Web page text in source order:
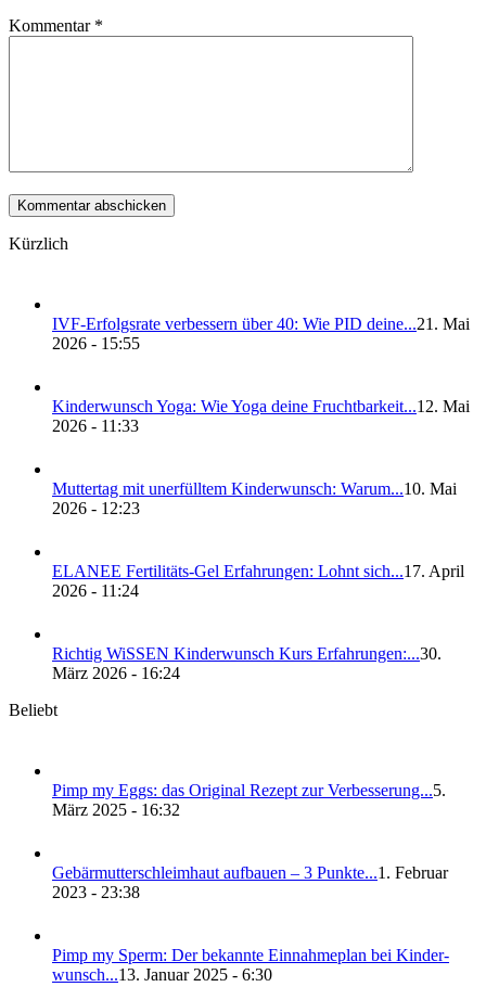
Kommentar *
Kürzlich
IVF-Erfolgs­ra­te ver­bes­sern über 40: Wie PID dei­ne...21. Mai
2026 - 15:55
Kin­der­wunsch Yoga: Wie Yoga dei­ne Frucht­bar­keit...12. Mai
2026 - 11:33
Mut­ter­tag mit uner­füll­tem Kin­der­wunsch: War­um...10. Mai
2026 - 12:23
ELANEE Fer­ti­li­täts-Gel Erfah­run­gen: Lohnt sich...17. April
2026 - 11:24
Rich­tig WiS­SEN Kin­der­wunsch Kurs Erfah­run­gen:...30.
März 2026 - 16:24
Beliebt
Pimp my Eggs: das Ori­gi­nal Rezept zur Ver­bes­se­rung...5.
März 2025 - 16:32
Gebär­mut­ter­schleim­haut auf­bau­en – 3 Punk­te...1. Februar
2023 - 23:38
Pimp my Sperm: Der bekann­te Ein­nah­me­plan bei Kin­der­
wunsch...13. Januar 2025 - 6:30